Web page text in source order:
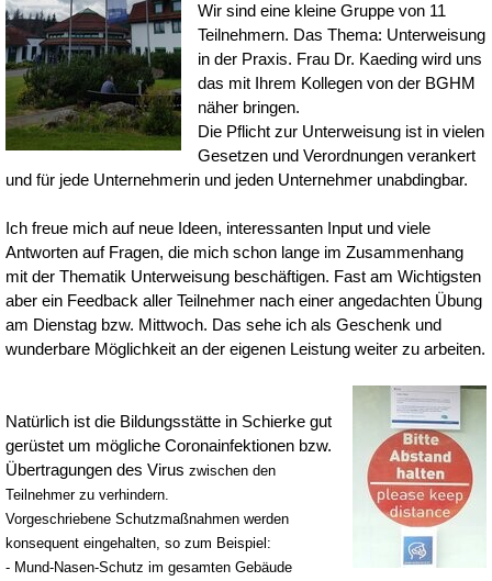
Wir sind eine kleine Gruppe von 11
Teilnehmern. Das Thema: Unterweisung
in der Praxis. Frau Dr. Kaeding wird uns
das mit Ihrem Kollegen von der BGHM
näher bringen.
Die Pflicht zur Unterweisung ist in vielen
Gesetzen und Verordnungen verankert
und für jede Unternehmerin und jeden Unternehmer unabdingbar.
Ich freue mich auf neue Ideen, interessanten Input und viele
Antworten auf Fragen, die mich schon lange im Zusammenhang
mit der Thematik Unterweisung beschäftigen. Fast am Wichtigsten
aber ein Feedback aller Teilnehmer nach einer angedachten Übung
am Dienstag bzw. Mittwoch. Das sehe ich als Geschenk und
wunderbare Möglichkeit an der eigenen Leistung weiter zu arbeiten.
Natürlich ist die Bildungsstätte in Schierke gut
gerüstet um mögliche Coronainfektionen bzw.
Übertragungen des Virus zwischen den
Teilnehmer zu verhindern.
Vorgeschriebene Schutzmaßnahmen werden
konsequent eingehalten, so zum Beispiel:
- Mund-Nasen-Schutz im gesamten Gebäude